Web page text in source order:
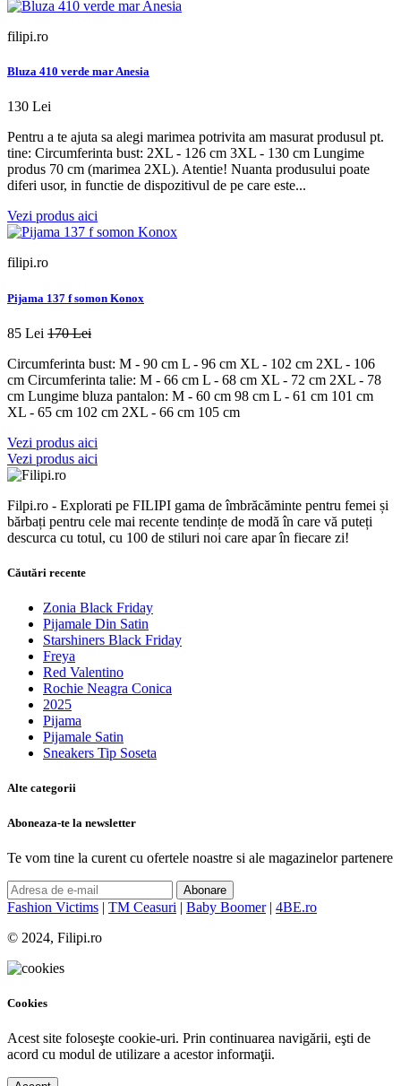
filipi.ro
Bluza 410 verde mar Anesia
130 Lei
Pentru a te ajuta sa alegi marimea potrivita am masurat produsul pt.
tine: Circumferinta bust: 2XL - 126 cm 3XL - 130 cm Lungime
produs 70 cm (marimea 2XL). Atentie! Nuanta produsului poate
diferi usor, in functie de dispozitivul de pe care este...
Vezi produs aici
filipi.ro
Pijama 137 f somon Konox
85 Lei 170 Lei
Circumferinta bust: M - 90 cm L - 96 cm XL - 102 cm 2XL - 106
cm Circumferinta talie: M - 66 cm L - 68 cm XL - 72 cm 2XL - 78
cm Lungime bluza pantalon: M - 60 cm 98 cm L - 61 cm 101 cm
XL - 65 cm 102 cm 2XL - 66 cm 105 cm
Vezi produs aici
Vezi produs aici
Filpi.ro - Explorati pe FILIPI gama de îmbrăcăminte pentru femei și
bărbați pentru cele mai recente tendințe de modă în care vă puteți
descurca cu totul, cu 100 de stiluri noi care apar în fiecare zi!
Căutări recente
Zonia Black Friday
Pijamale Din Satin
Starshiners Black Friday
Freya
Red Valentino
Rochie Neagra Conica
2025
Pijama
Pijamale Satin
Sneakers Tip Soseta
Alte categorii
Aboneaza-te la newsletter
Te vom tine la curent cu ofertele noastre si ale magazinelor partenere
Abonare
Fashion Victims | TM Ceasuri | Baby Boomer| 4BE.ro
© 2024, Filipi.ro
Cookies
Acest site foloseşte cookie-uri. Prin continuarea navigării, eşti de
acord cu modul de utilizare a acestor informaţii.